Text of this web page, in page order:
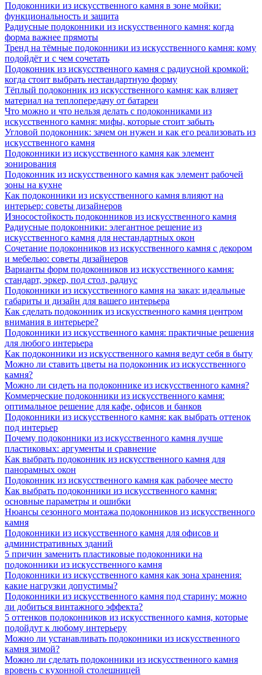
Подоконники из искусственного камня в зоне мойки:
функциональность и защита
Радиусные подоконники из искусственного камня: когда
форма важнее прямоты
Тренд на тёмные подоконники из искусственного камня: кому
подойдёт и с чем сочетать
Подоконник из искусственного камня с радиусной кромкой:
когда стоит выбрать нестандартную форму
Тёплый подоконник из искусственного камня: как влияет
материал на теплопередачу от батареи
Что можно и что нельзя делать с подоконниками из
искусственного камня: мифы, которые стоит забыть
Угловой подоконник: зачем он нужен и как его реализовать из
искусственного камня
Подоконники из искусственного камня как элемент
зонирования
Подоконник из искусственного камня как элемент рабочей
зоны на кухне
Как подоконники из искусственного камня влияют на
интерьер: советы дизайнеров
Износостойкость подоконников из искусственного камня
Радиусные подоконники: элегантное решение из
искусственного камня для нестандартных окон
Сочетание подоконников из искусственного камня с декором
и мебелью: советы дизайнеров
Варианты форм подоконников из искусственного камня:
стандарт, эркер, под стол, радиус
Подоконники из искусственного камня на заказ: идеальные
габариты и дизайн для вашего интерьера
Как сделать подоконник из искусственного камня центром
внимания в интерьере?
Подоконники из искусственного камня: практичные решения
для любого интерьера
Как подоконники из искусственного камня ведут себя в быту
Можно ли ставить цветы на подоконник из искусственного
камня?
Можно ли сидеть на подоконнике из искусственного камня?
Коммерческие подоконники из искусственного камня:
оптимальное решение для кафе, офисов и банков
Подоконники из искусственного камня: как выбрать оттенок
под интерьер
Почему подоконники из искусственного камня лучше
пластиковых: аргументы и сравнение
Как выбрать подоконник из искусственного камня для
панорамных окон
Подоконник из искусственного камня как рабочее место
Как выбрать подоконники из искусственного камня:
основные параметры и ошибки
Нюансы сезонного монтажа подоконников из искусственного
камня
Подоконники из искусственного камня для офисов и
административных зданий
5 причин заменить пластиковые подоконники на
подоконники из искусственного камня
Подоконники из искусственного камня как зона хранения:
какие нагрузки допустимы?
Подоконники из искусственного камня под старину: можно
ли добиться винтажного эффекта?
5 оттенков подоконников из искусственного камня, которые
подойдут к любому интерьеру
Можно ли устанавливать подоконники из искусственного
камня зимой?
Можно ли сделать подоконники из искусственного камня
вровень с кухонной столешницей